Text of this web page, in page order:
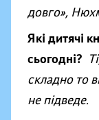
довго»,
Які дитячі
сьогодні?
складно то
не підведе.